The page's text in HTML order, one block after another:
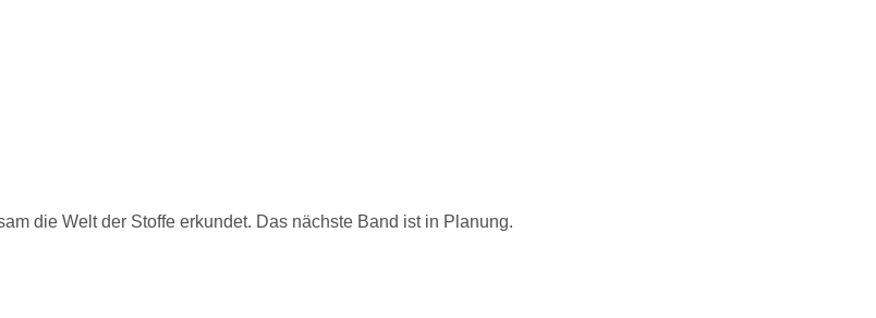
die Welt der Stoffe erkundet. Das nächste Band ist in Planung.